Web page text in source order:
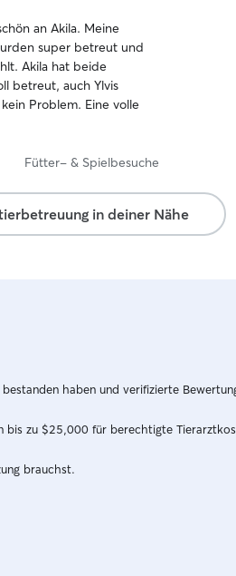
für
sehr
dass
mir
verbringt. Ich
oder
In
jeder
an Akila. Meine
super betreut und
Akila hat beide
betreut, auch Ylvis
Problem. Eine volle
Fütter- & Spielbesuche
in deiner Nähe
haben und verifizierte
bis zu $25,000 für berechtigte
brauchst.